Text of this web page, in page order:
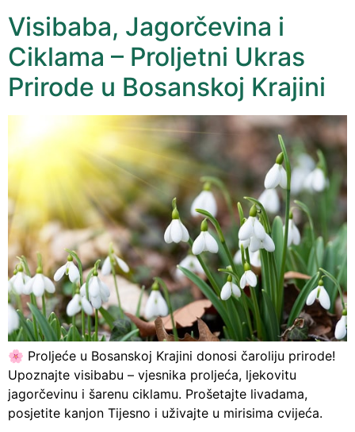
Visibaba, Jagorčevina i
Ciklama – Proljetni Ukras
Prirode u Bosanskoj Krajini
🌸 Proljeće u Bosanskoj Krajini donosi čaroliju prirode!
Upoznajte visibabu – vjesnika proljeća, ljekovitu
jagorčevinu i šarenu ciklamu. Prošetajte livadama,
posjetite kanjon Tijesno i uživajte u mirisima cvijeća.